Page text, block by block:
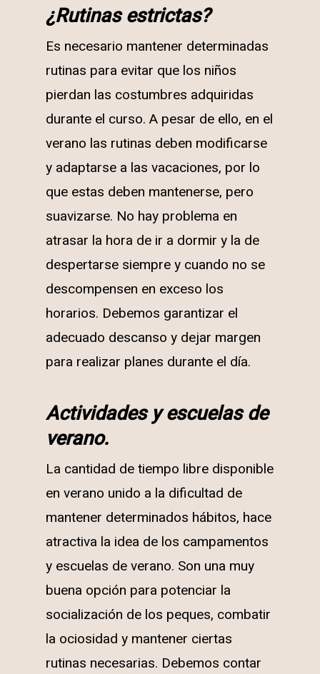
¿Rutinas estrictas?
Es necesario mantener determinadas
rutinas para evitar que los niños
pierdan las costumbres adquiridas
durante el curso. A pesar de ello, en el
verano las rutinas deben modificarse
y adaptarse a las vacaciones, por lo
que estas deben mantenerse, pero
suavizarse. No hay problema en
atrasar la hora de ir a dormir y la de
despertarse siempre y cuando no se
descompensen en exceso los
horarios. Debemos garantizar el
adecuado descanso y dejar margen
para realizar planes durante el día.
Actividades y escuelas de
verano.
La cantidad de tiempo libre disponible
en verano unido a la dificultad de
mantener determinados hábitos, hace
atractiva la idea de los campamentos
y escuelas de verano. Son una muy
buena opción para potenciar la
socialización de los peques, combatir
la ociosidad y mantener ciertas
rutinas necesarias. Debemos contar